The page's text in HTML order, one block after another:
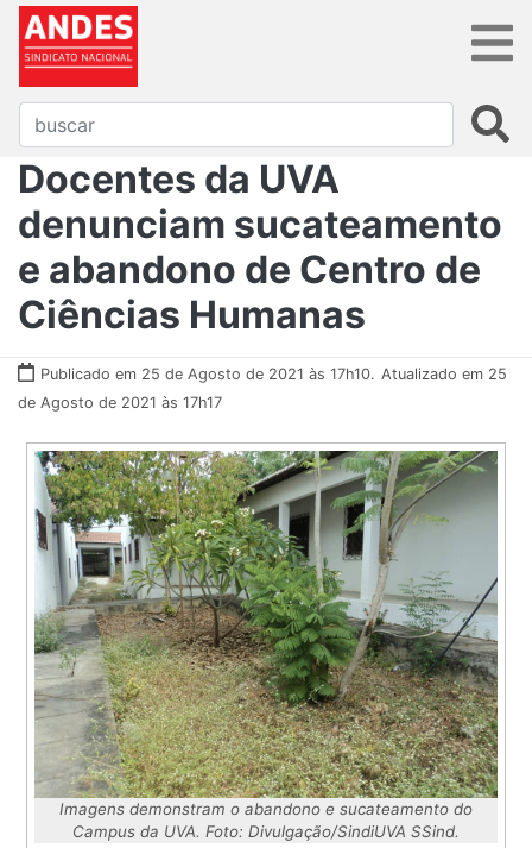
Docentes da UVA
denunciam sucateamento
e abandono de Centro de
Ciências Humanas
Publicado em 25 de Agosto de 2021 às 17h10. Atualizado em 25
de Agosto de 2021 às 17h17
Imagens demonstram o abandono e sucateamento do
Campus da UVA. Foto: Divulgação/SindiUVA SSind.